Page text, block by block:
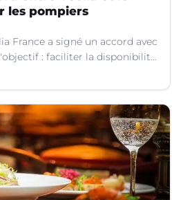
les pompiers
France a signé un accord avec
: faciliter la disponibilité
engagés en qualité de